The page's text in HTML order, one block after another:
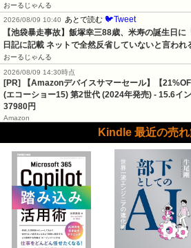
おーるじゃんる
2026/08/09 10:40
あとで読む 🐦Tweet
【池袋暴走事故】飯塚幸三88歳、米寿の誕生日
日記に記載 ネットで全然反省していないと言われ
おーるじゃんる
2026/08/09 14:30時点
[PR] 【Amazonデバイスサマーセール】【
(エコーショー15) 第2世代 (2024年発売) - 15.6イ
37980円
Amazon
Kindle 最近の売